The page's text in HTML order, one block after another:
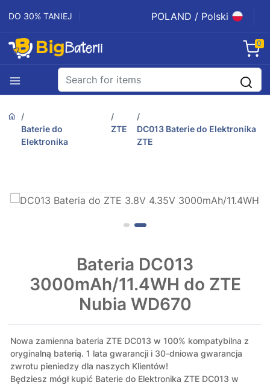
DO 30% TANIEJ POLAND / Polski
0
Baterie do
Elektronika
ZTE
DC013 Baterie do Elektronika
ZTE
Bateria DC013
3000mAh/11.4WH do ZTE
Nubia WD670
Nowa zamienna bateria ZTE DC013 w 100% kompatybilna z
oryginalną baterią. 1 lata gwarancji i 30-dniowa gwarancja
zwrotu pieniedzy dla naszych Klientów!
Będziesz mógł kupić Baterie do Elektronika ZTE DC013 w